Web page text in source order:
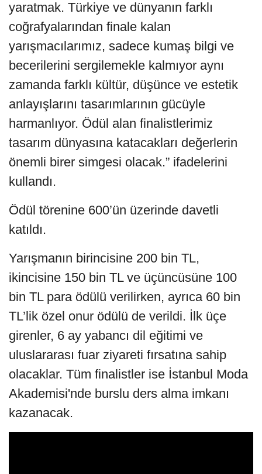
yaratmak. Türkiye ve dünyanın farklı
coğrafyalarından finale kalan
yarışmacılarımız, sadece kumaş bilgi ve
becerilerini sergilemekle kalmıyor aynı
zamanda farklı kültür, düşünce ve estetik
anlayışlarını tasarımlarının gücüyle
harmanlıyor. Ödül alan finalistlerimiz
tasarım dünyasına katacakları değerlerin
önemli birer simgesi olacak.” ifadelerini
kullandı.
Ödül törenine 600’ün üzerinde davetli
katıldı.
Yarışmanın birincisine 200 bin TL,
ikincisine 150 bin TL ve üçüncüsüne 100
bin TL para ödülü verilirken, ayrıca 60 bin
TL’lik özel onur ödülü de verildi. İlk üçe
girenler, 6 ay yabancı dil eğitimi ve
uluslararası fuar ziyareti fırsatına sahip
olacaklar. Tüm finalistler ise İstanbul Moda
Akademisi'nde burslu ders alma imkanı
kazanacak.